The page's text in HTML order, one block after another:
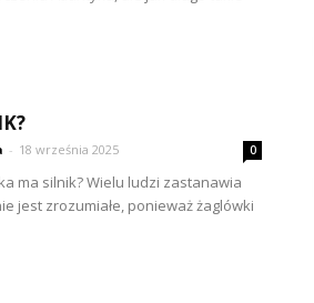
- 18 września 2025 0
ma silnik? Wielu ludzi zastanawia
jest zrozumiałe, ponieważ żaglówki